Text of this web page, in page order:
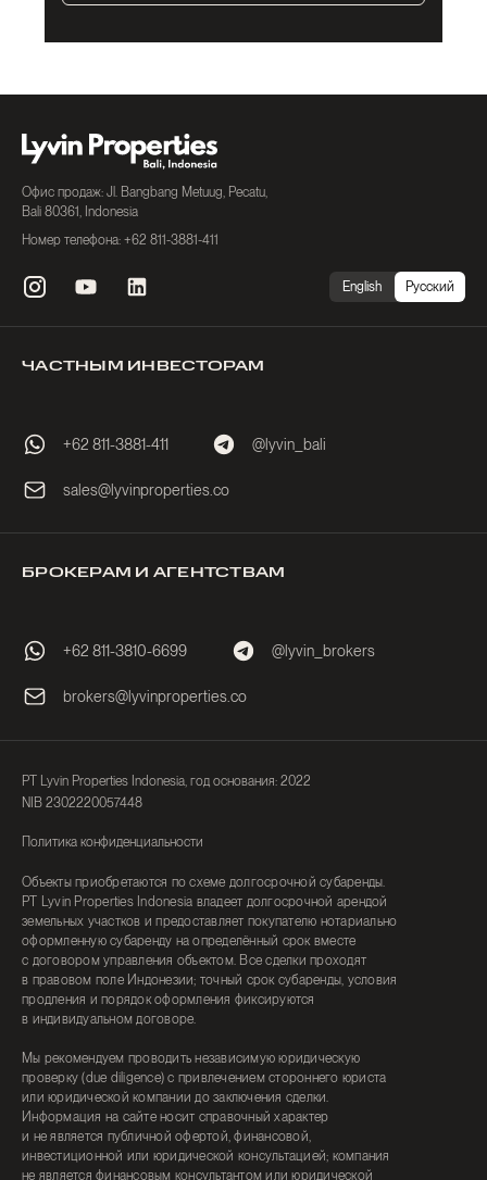
@lyvin_bali
NIB 2302220057448
Политика конфиденциальности
Номер телефона: +62 811-3881-411
Офис продаж: Jl. Bangbang Metuug, Pecatu,
Bali 80361, Indonesia
sales@lyvinproperties.co
PT Lyvin Properties Indonesia, год основания: 2022
+62 811-3881-411
@lyvin_brokers
brokers@lyvinproperties.co
+62 811-3810-6699
ЧАСТНЫМ ИНВЕСТОРАМ
БРОКЕРАМ И АГЕНТСТВАМ
Объекты приобретаются по схеме долгосрочной субаренды.
PT Lyvin Properties Indonesia владеет долгосрочной арендой
земельных участков и предоставляет покупателю нотариально
оформленную субаренду на определённый срок вместе
с договором управления объектом. Все сделки проходят
в правовом поле Индонезии; точный срок субаренды, условия
продления и порядок оформления фиксируются
в индивидуальном договоре.
Мы рекомендуем проводить независимую юридическую
проверку (due diligence) с привлечением стороннего юриста
или юридической компании до заключения сделки.
Информация на сайте носит справочный характер
и не является публичной офертой, финансовой,
инвестиционной или юридической консультацией; компания
не является финансовым консультантом или юридической
Русский
English